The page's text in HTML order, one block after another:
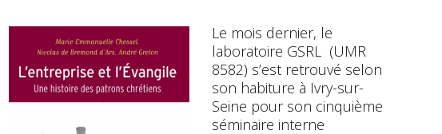
Le mois dernier, le
laboratoire GSRL (UMR
8582) s’est retrouvé selon
son habiture à Ivry-sur-
Seine pour son cinquième
séminaire interne